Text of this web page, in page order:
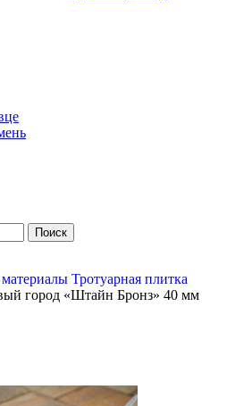
Поиск
Тротуарная плитка
город «Штайн Бронз» 40 мм